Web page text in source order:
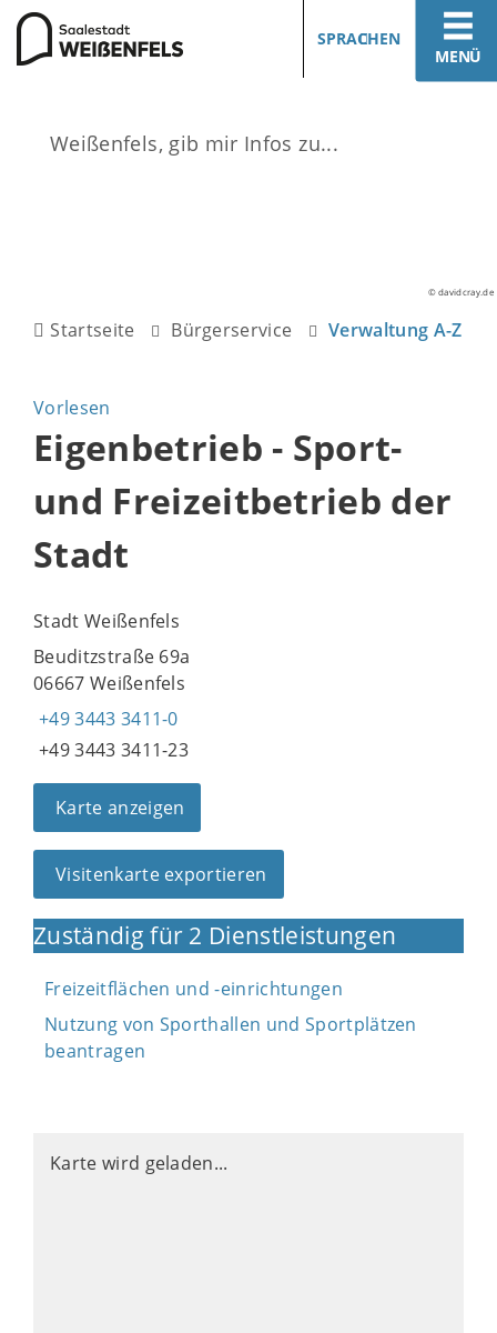
MENÜ
SPRACHEN
© davidcray.de
Startseite Bürgerservice Verwaltung A-Z
Vorlesen
Eigenbetrieb - Sport-
und Freizeitbetrieb der
Stadt
Stadt Weißenfels
Beuditzstraße 69a
06667 Weißenfels
+49 3443 3411-0
+49 3443 3411-23
Karte anzeigen
Visitenkarte exportieren
Zuständig für 2 Dienstleistungen
Freizeitflächen und -einrichtungen
Nutzung von Sporthallen und Sportplätzen
beantragen
Karte wird geladen...